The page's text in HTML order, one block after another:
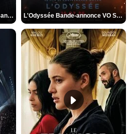
Spider-Man: Brand New Day Bande-annonce VO STFR L'Odyssée Bande-annonce VO STFR